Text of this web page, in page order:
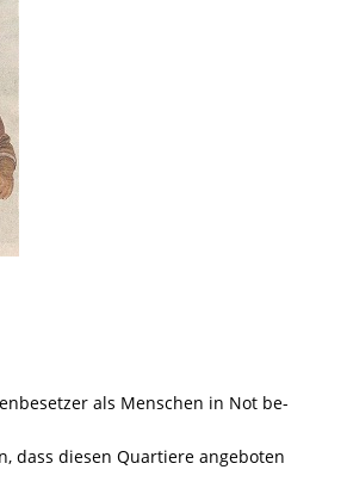
als Menschen in Not be-
dass diesen Quartiere angeboten